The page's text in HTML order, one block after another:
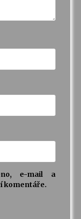
e-mail a
komentáře.